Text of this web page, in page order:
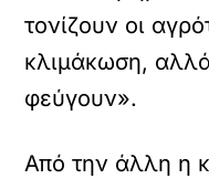
τονίζουν οι
κλιμάκωση,
φεύγουν».
Από την άλλη η